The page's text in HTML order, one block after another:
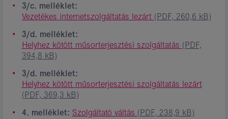
3/c. melléklet:
Vezetékes internetszolgáltatás lezárt (PDF, 260,6 kB)
3/d. melléklet:
Helyhez kötött műsorterjesztési szolgáltatás (PDF,
394,8 kB)
3/d. melléklet:
Helyhez kötött műsorterjesztési szolgáltatás lezárt
(PDF, 369,3 kB)
4. melléklet: Szolgáltató váltás (PDF, 238,9 kB)